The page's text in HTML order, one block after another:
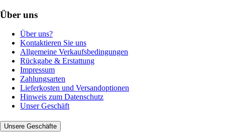
Über uns
Über uns?
Kontaktieren Sie uns
Allgemeine Verkaufsbedingungen
Rückgabe & Erstattung
Impressum
Zahlungsarten
Lieferkosten und Versandoptionen
Hinweis zum Datenschutz
Unser Geschäft
Unsere Geschäfte